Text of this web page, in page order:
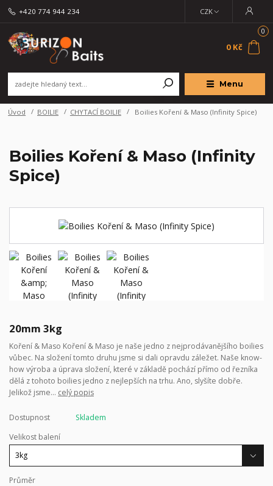
Menu
CZK
+420 774 944 234
0
0 Kč
Úvod BOILIE CHYTACÍ BOILIE Boilies Koření & Maso (Infinity Spice)
Boilies Koření & Maso (Infinity
Spice)
20mm 3kg
Koření & Maso Koření & Maso je naše jedno z nejprodávanějšího boilies
vůbec. Na složení tomto druhu jsme si dali opravdu záležet. Naše know-
how výroba a úprava složení, které v základě pochází přímo od řezníka
dělá z tohoto boilies jedno z nejlepších na trhu. Ano, slyšíte dobře.
Jelikož jsme... celý popis
Dostupnost
Skladem
Velikost balení
Průměr